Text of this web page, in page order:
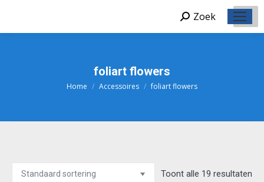
Zoeken:
Zoek
foliart flowers
Je bent hier:
Home Accessoires foliart flowers
Toont alle 19 resultaten